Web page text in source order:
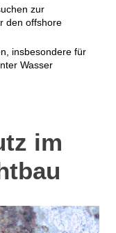
zur
den offshore
insbesondere für
Wasser
im